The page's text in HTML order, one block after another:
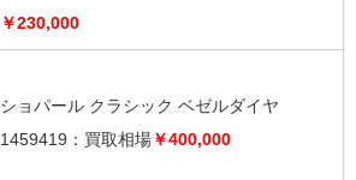
￥230,000
ショパール クラシック ベゼルダイヤ
1459419： 買取相場￥400,000